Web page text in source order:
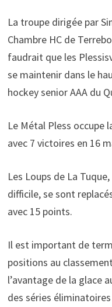
La troupe dirigée par
Chambre HC de
faudrait que les
se maintenir dans le
hockey senior AAA du
Le Métal Pless occupe
avec 7 victoires en 16
Les Loups de La
difficile, se sont
avec 15 points.
Il est important de
positions au
l’avantage de la glace
des séries